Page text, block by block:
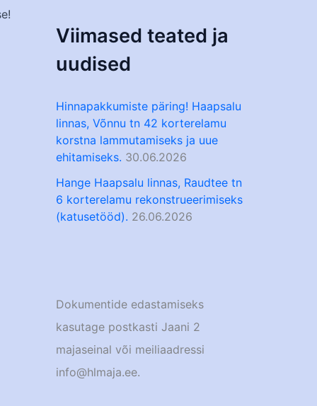
Viimased teated ja
uudised
Hinnapakkumiste päring! Haapsalu
linnas, Võnnu tn 42 korterelamu
korstna lammutamiseks ja uue
ehitamiseks. 30.06.2026
Hange Haapsalu linnas, Raudtee tn
6 korterelamu rekonstrueerimiseks
(katusetööd). 26.06.2026
Dokumentide edastamiseks
kasutage postkasti Jaani 2
majaseinal või meiliaadressi
info@hlmaja.ee.